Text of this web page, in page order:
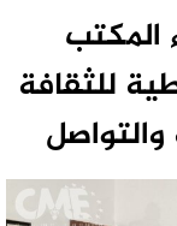
المكتب
للثقافة